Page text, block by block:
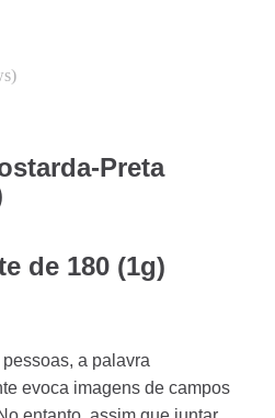
Preta
de 180 (1g)
a palavra
evoca imagens de campos